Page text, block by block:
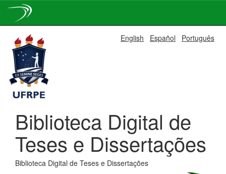
navigation
English Español Português
Biblioteca Digital de
Teses e Dissertações
Biblioteca Digital de Teses e Dissertações